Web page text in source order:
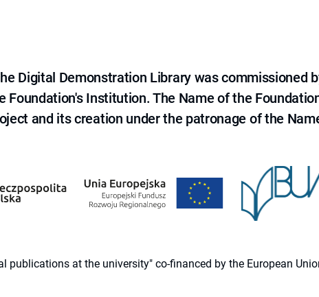
Digital Demonstration Library was commissioned
Foundation's Institution. The Name of the
and its creation under the patronage of the
publications at the university" co-financed by the European